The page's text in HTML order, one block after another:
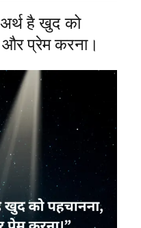
है खुद को
और प्रेम करना।